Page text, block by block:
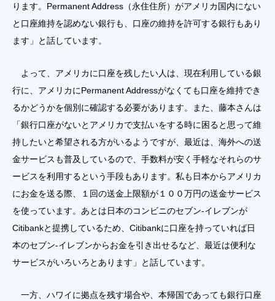
ります。Permanent Address（永住住所）がアメリカ国内にない
と口座維持を認めない銀行も、口座の維持を許可する銀行もあり
ます」と話しています。
よって、アメリカに口座を残したい人は、現在利用している銀
行に、アメリカにPermanent Addressがなくても口座を維持でき
るかどうかを個別に確認する必要があります。また、藤本さんは
「銀行口座がないとアメリカで支払いをする時に困ると思って維
持したいと希望される方がいるようですが、最近は、海外への送
金サービスも普及しているので、手数料が安く手軽なそれらのサ
ービスを利用するという手段もあります。私も日本からアメリカ
にお金を送る際、１回の送金上限額が１００万円の送金サービス
を使っています。あとは日本のコンビニのセブン-イレブンが
Citibankと提携しているため、Citibankに口座を持っていれば日
本のセブン-イレブンからお金を引き出せるなど、最近は便利な
サービスがいろいろとあります」と話しています。
一方、ハワイに拠点を残す場合や、本帰国であっても銀行口座